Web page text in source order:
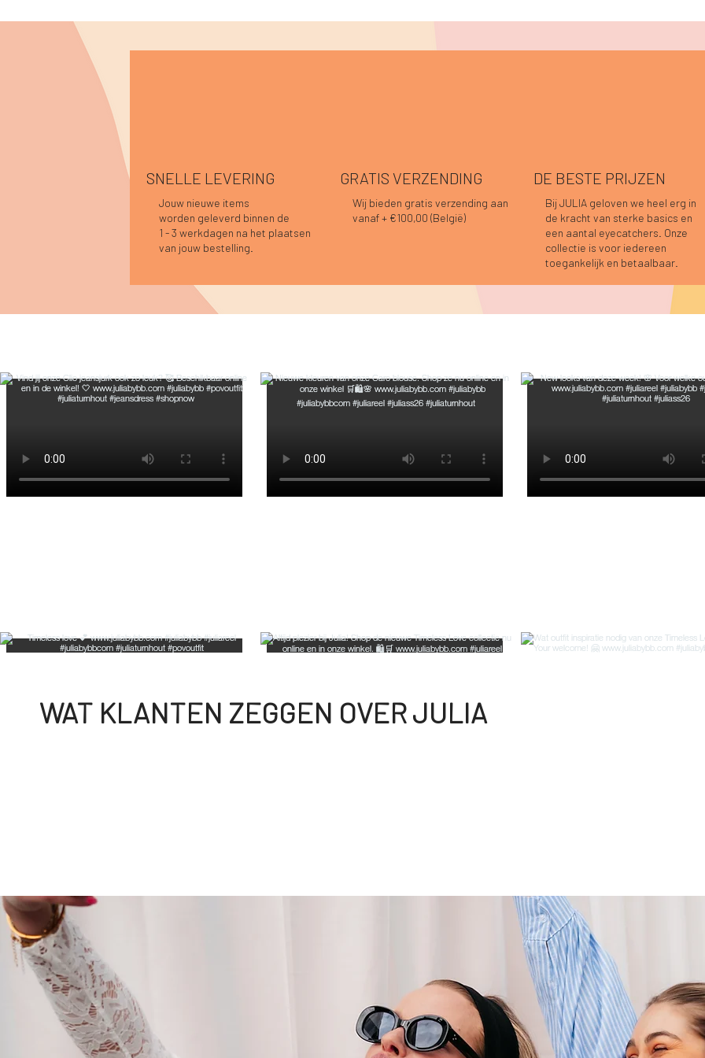
Snel overzicht
Sofie top bordeaux-donkerblauw
€ 34,95
Snel overzicht
Hannah top prune
Snel overzicht
Hannah top choco
Prijs
€ 39,95
Snel overzicht
Caro blouse kaki
€ 44,95
Snel overzicht
Caro blouse donkerblauw
Snel overzicht
Caro blouse choco
Prijs
€ 44,95
Snel overzicht
Caro blouse bordeaux
€ 44,95
Snel overzicht
Lucia longsleeve roze-rood
Snel overzicht
Caro blouse prune
Niet op voorraad
SNELLE LEVERING
Jouw nieuwe items
worden geleverd binnen de
1 - 3 werkdagen na het plaatsen
van jouw bestelling.
GRATIS VERZENDING
Wij bieden gratis verzending aan
vanaf + €100,00 (België)
DE BESTE PRIJZEN
Bij JULIA geloven we heel erg in
de kracht van sterke basics en
een aantal eyecatchers. Onze
collectie is voor iedereen
toegankelijk en betaalbaar.
WAT KLANTEN ZEGGEN OVER JULIA